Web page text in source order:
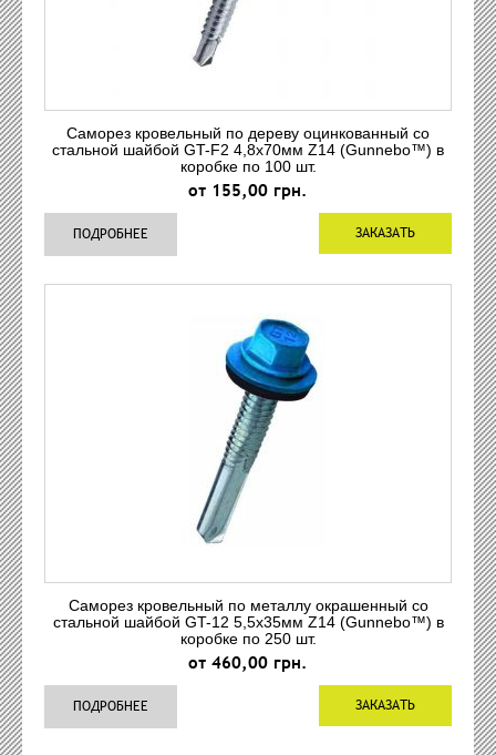
Саморез кровельный по дереву оцинкованный со
стальной шайбой GT-F2 4,8x70мм Z14 (Gunnebo™) в
коробке по 100 шт.
от 155,00 грн.
ЗАКАЗАТЬ
ПОДРОБНЕЕ
Саморез кровельный по металлу окрашенный со
стальной шайбой GT-12 5,5x35мм Z14 (Gunnebo™) в
коробке по 250 шт.
от 460,00 грн.
ЗАКАЗАТЬ
ПОДРОБНЕЕ